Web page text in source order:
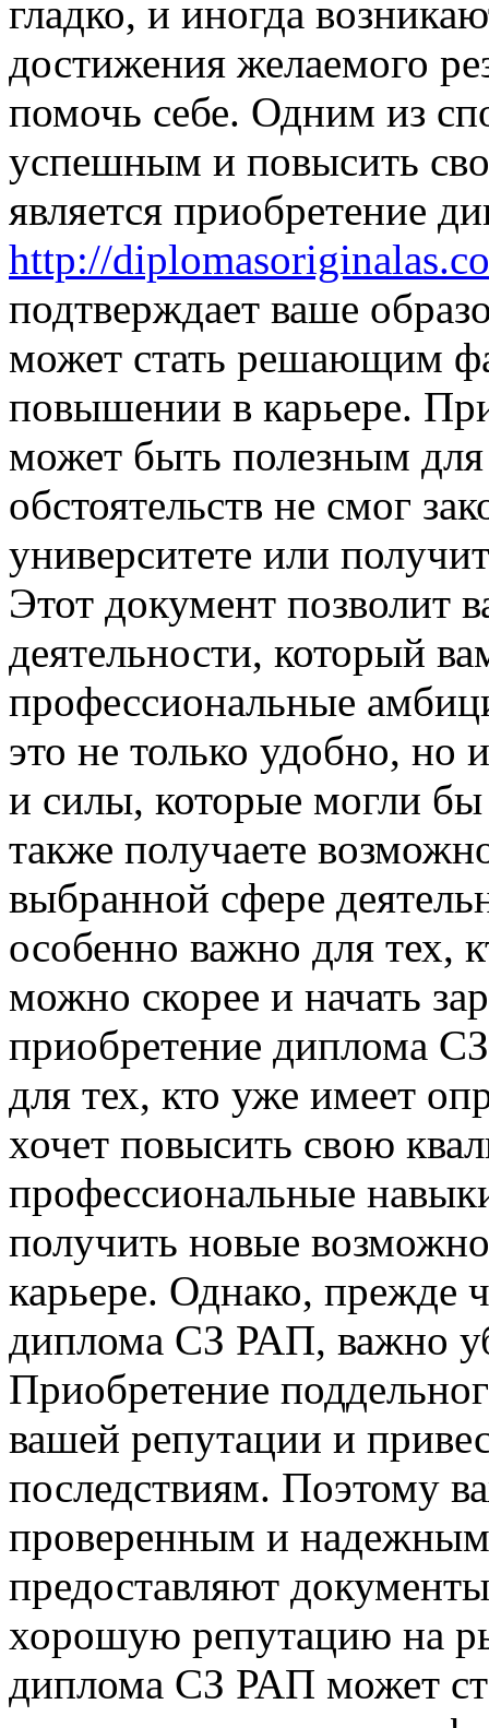
гладко, и иногда
достижения желаемого
помочь себе. Одним из
успешным и повысить
является приобретение
http://
подтверждает ваше
может стать решающим
повышении в карьере.
может быть полезным для
обстоятельств не смог
университете или
Этот документ позволит
деятельности, который
профессиональные
это не только удобно,
и силы, которые могли бы
также получаете
выбранной сфере
особенно важно для тех,
можно скорее и начать
приобретение диплома
для тех, кто уже имеет
хочет повысить свою
профессиональные
получить новые
карьере. Однако, прежде
диплома СЗ РАП, важно
Приобретение
вашей репутации и
последствиям. Поэтому
проверенным и
предоставляют
хорошую репутацию на
диплома СЗ РАП может